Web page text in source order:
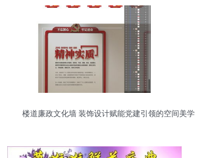
楼道廉政文化墙 装饰设计赋能党建引领的空间美学